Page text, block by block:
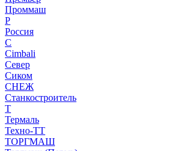
Проммаш
Р
Россия
С
Сimbali
Север
Сиком
СНЕЖ
Станкостроитель
Т
Термаль
Техно-ТТ
ТОРГМАШ